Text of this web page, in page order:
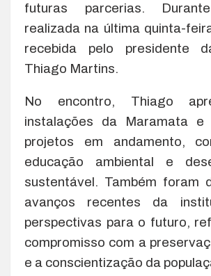
futuras parcerias.
realizada na última quinta-
recebida pelo presidente
Thiago Martins.
No encontro, Thiago
instalações da Maramata e
projetos em andamento,
educação ambiental e
sustentável. Também foram
avanços recentes da
perspectivas para o futuro,
compromisso com a
e a conscientização da